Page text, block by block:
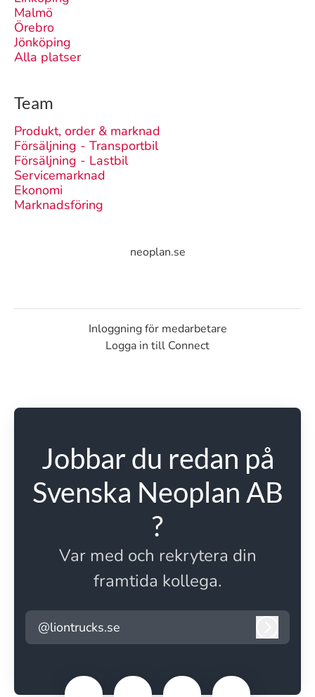
Malmö
Örebro
Jönköping
Alla platser
Team
Produkt, order & marknad
Försäljning - Transportbil
Försäljning - Lastbil
Servicemarknad
Ekonomi
Marknadsföring
neoplan.se
Inloggning för medarbetare
Logga in till Connect
Jobbar du redan på
Svenska Neoplan AB
?
Var med och rekrytera din
framtida kollega.
@liontrucks.se